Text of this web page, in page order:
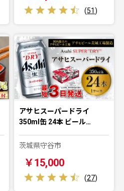
(51)
アサヒスーパードライ
350ml缶 24本 ビール…
茨城県守谷市
￥15,000
(27)